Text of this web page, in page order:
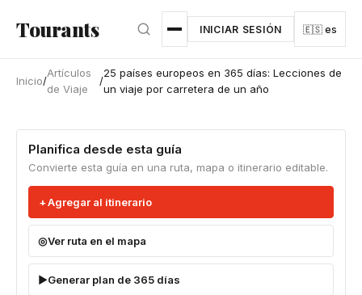
Tourants INICIAR SESIÓN 🇪🇸 es
Inicio/
Artículos
de Viaje
/
25 países europeos en 365 días: Lecciones de
un viaje por carretera de un año
Planifica desde esta guía
Convierte esta guía en una ruta, mapa o itinerario editable.
Agregar al itinerario
Ver ruta en el mapa
Generar plan de 365 días